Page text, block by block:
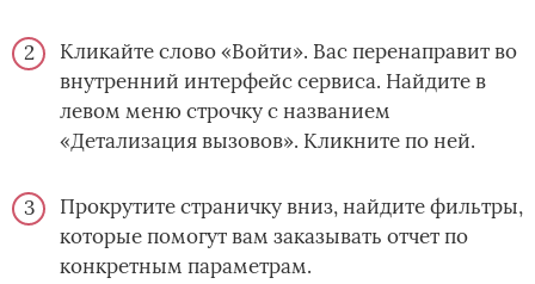
Кликайте слово «Войти». Вас перенаправит во
внутренний интерфейс сервиса. Найдите в
левом меню строчку с названием
«Детализация вызовов». Кликните по ней.
Прокрутите страничку вниз, найдите фильтры,
которые помогут вам заказывать отчет по
конкретным параметрам.